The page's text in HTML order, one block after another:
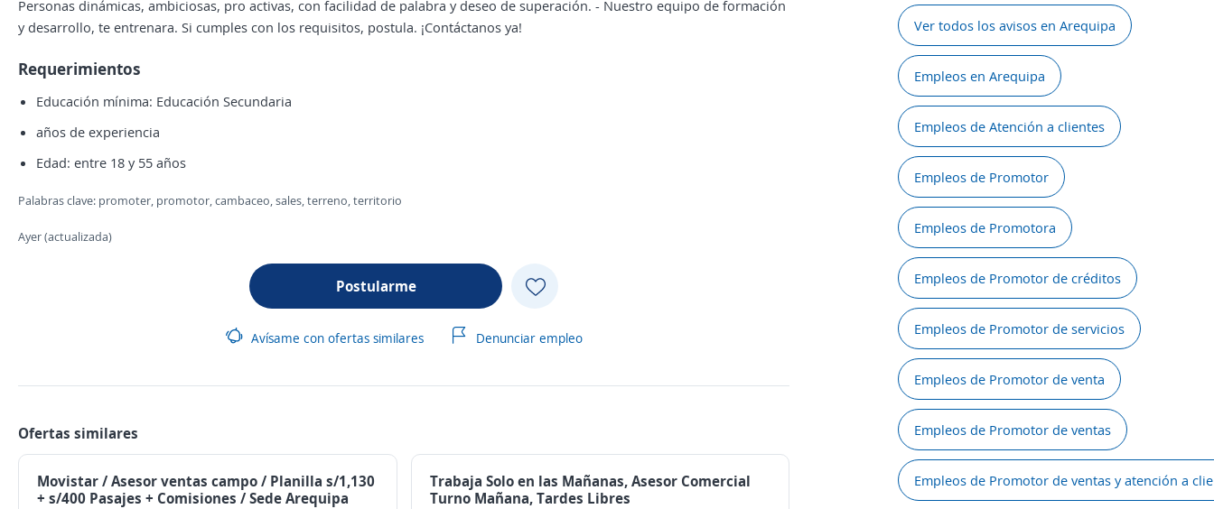
Personas dinámicas, ambiciosas, pro activas, con facilidad de palabra y deseo de superación. - Nuestro equipo de formación
y desarrollo, te entrenara. Si cumples con los requisitos, postula. ¡Contáctanos ya!
Requerimientos
Educación mínima: Educación Secundaria
años de experiencia
Edad: entre 18 y 55 años
Palabras clave: promoter, promotor, cambaceo, sales, terreno, territorio
Ayer (actualizada)
Postularme
Avísame con ofertas similares Denunciar empleo
Ofertas similares
Movistar / Asesor ventas campo / Planilla s/1,130
+ s/400 Pasajes + Comisiones / Sede Arequipa
Trabaja Solo en las Mañanas, Asesor Comercial
Turno Mañana, Tardes Libres
Ver todos los avisos en Arequipa
Empleos en Arequipa
Empleos de Atención a clientes
Empleos de Promotor
Empleos de Promotora
Empleos de Promotor de créditos
Empleos de Promotor de servicios
Empleos de Promotor de venta
Empleos de Promotor de ventas
Empleos de Promotor de ventas y atención a